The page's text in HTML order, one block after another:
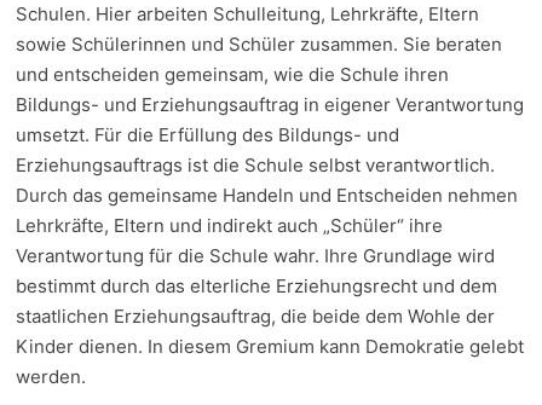
Schulen. Hier arbeiten Schulleitung, Lehrkräfte, Eltern
sowie Schülerinnen und Schüler zusammen. Sie beraten
und entscheiden gemeinsam, wie die Schule ihren
Bildungs- und Erziehungsauftrag in eigener Verantwortung
umsetzt. Für die Erfüllung des Bildungs- und
Erziehungsauftrags ist die Schule selbst verantwortlich.
Durch das gemeinsame Handeln und Entscheiden nehmen
Lehrkräfte, Eltern und indirekt auch „Schüler“ ihre
Verantwortung für die Schule wahr. Ihre Grundlage wird
bestimmt durch das elterliche Erziehungsrecht und dem
staatlichen Erziehungsauftrag, die beide dem Wohle der
Kinder dienen. In diesem Gremium kann Demokratie gelebt
werden.